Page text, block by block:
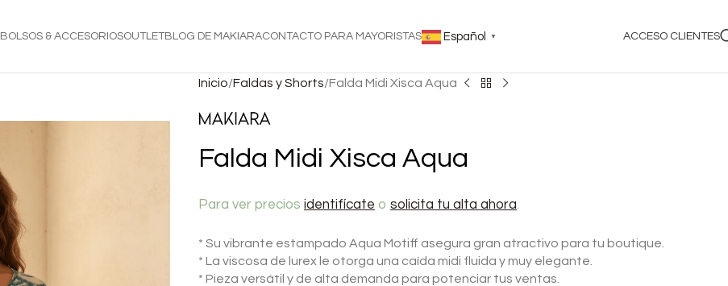
BOLSOS & ACCESORIOSOUTLETBLOG DE MAKIARACONTACTO PARA MAYORISTAS Español ▼ ACCESO CLIENTES
Inicio Faldas y Shorts Falda Midi Xisca Aqua
Falda Midi Xisca Aqua
Para ver precios identifícate o solicita tu alta ahora.
* Su vibrante estampado Aqua Motiff asegura gran atractivo para tu boutique.
* La viscosa de lurex le otorga una caída midi fluida y muy elegante.
* Pieza versátil y de alta demanda para potenciar tus ventas.